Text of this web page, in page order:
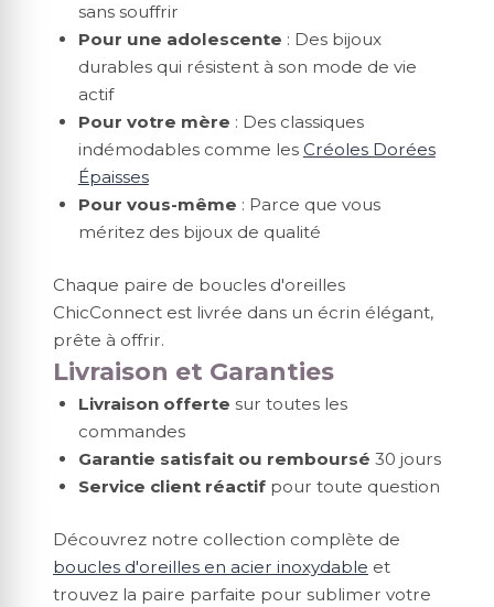
sans souffrir
Pour une adolescente : Des bijoux
durables qui résistent à son mode de vie
actif
Pour votre mère : Des classiques
indémodables comme les Créoles Dorées
Épaisses
Pour vous-même : Parce que vous
méritez des bijoux de qualité
Chaque paire de boucles d'oreilles
ChicConnect est livrée dans un écrin élégant,
prête à offrir.
Livraison et Garanties
Livraison offerte sur toutes les
commandes
Garantie satisfait ou remboursé 30 jours
Service client réactifpour toute question
Découvrez notre collection complète de
boucles d'oreilles en acier inoxydable et
trouvez la paire parfaite pour sublimer votre